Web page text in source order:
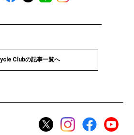
Clubの記事一覧へ